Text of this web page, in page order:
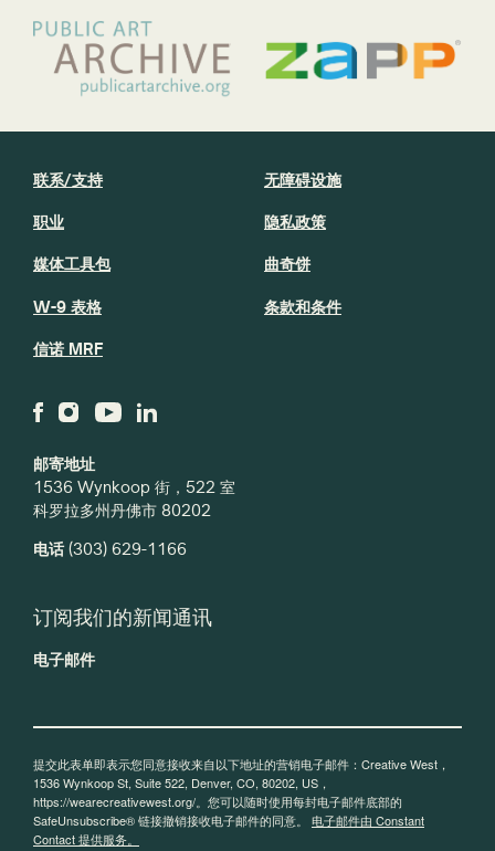
邮寄地址
1536 Wynkoop 街，522 室
科罗拉多州丹佛市 80202
电话(303) 629-1166
联系/支持
职业
媒体工具包
W-9 表格
信诺 MRF
无障碍设施
隐私政策
曲奇饼
条款和条件
订阅我们的新闻通讯
电子邮件
提交此表单即表示您同意接收来自以下地址的营销电子邮件：Creative West，
1536 Wynkoop St, Suite 522, Denver, CO, 80202, US，
https://wearecreativewest.org/。您可以随时使用每封电子邮件底部的
SafeUnsubscribe® 链接撤销接收电子邮件的同意。 电子邮件由 Constant
Contact 提供服务。